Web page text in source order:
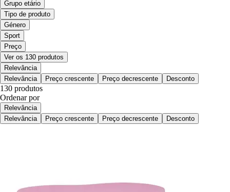
Grupo etário
Tipo de produto
Género
Sport
Preço
Ver os 130 produtos
Relevância
Relevância
Preço crescente Preço decrescente Desconto
130 produtos
Ordenar por
Relevância
Relevância
Preço crescente Preço decrescente Desconto